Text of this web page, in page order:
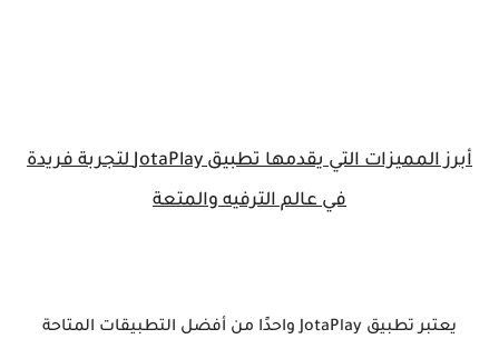
أبرز المميزات التي يقدمها تطبيق JotaPlay لتجربة فريدة
في عالم الترفيه والمتعة
يعتبر تطبيق JotaPlay واحدًا من أفضل التطبيقات المتاحة